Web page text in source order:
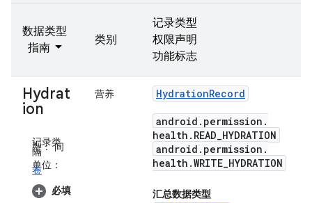
数据类型
指南
类别
记录类型
权限声明
功能标志
Hydrat
ion
记录类
型：间
隔
单位：
卷
必填
营养 HydrationRecord
android . permission .
health . READ_HYDRATION
android . permission .
health .WRITE_HYDRATION
汇总数据类型